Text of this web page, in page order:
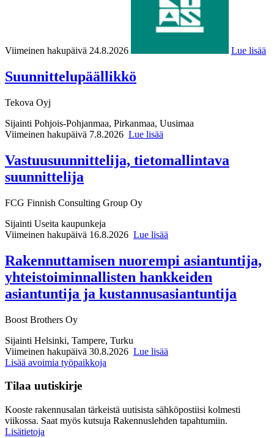
Viimeinen hakupäivä 24.8.2026 Lue lisää
Suunnittelupäällikkö
Tekova Oyj
Sijainti Pohjois-Pohjanmaa, Pirkanmaa, Uusimaa
Viimeinen hakupäivä 7.8.2026 Lue lisää
Vastuusuunnittelija, tietomallintava
suunnittelija
FCG Finnish Consulting Group Oy
Sijainti Useita kaupunkeja
Viimeinen hakupäivä 16.8.2026 Lue lisää
Rakennuttamisen nuorempi asiantuntija,
yhteistoiminnallisten hankkeiden
asiantuntija ja kustannusasiantuntija
Boost Brothers Oy
Sijainti Helsinki, Tampere, Turku
Viimeinen hakupäivä 30.8.2026 Lue lisää
Lisää avoimia työpaikkoja
Tilaa uutiskirje
Kooste rakennusalan tärkeistä uutisista sähköpostiisi kolmesti
viikossa. Saat myös kutsuja Rakennuslehden tapahtumiin.
Lisätietoja